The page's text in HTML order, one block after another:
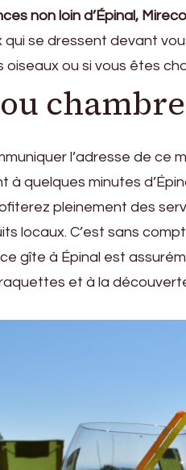
non loin d’Épinal,
se dressent devant
ou si vous êtes
l’adresse de ce
quelques minutes
pleinement des
locaux. C’est sans
gîte à Épinal est
et à la